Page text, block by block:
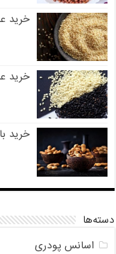
خرید
خرید
خرید
دسته‌ها
اسانس پودری